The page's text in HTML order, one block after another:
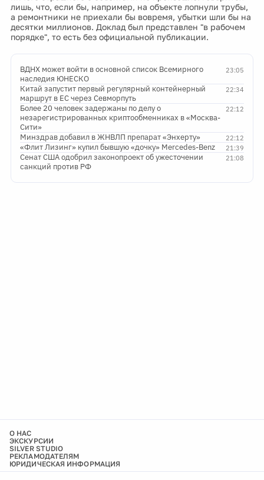
лишь, что, если бы, например, на объекте лопнули трубы,
а ремонтники не приехали бы вовремя, убытки шли бы на
десятки миллионов. Доклад был представлен "в рабочем
порядке", то есть без официальной публикации.
23:05
ВДНХ может войти в основной список Всемирного
наследия ЮНЕСКО
22:34
Китай запустит первый регулярный контейнерный
маршрут в ЕС через Севморпуть
22:12
Более 20 человек задержаны по делу о
незарегистрированных криптообменниках в «Москва-
Сити»
22:12
Минздрав добавил в ЖНВЛП препарат «Энхерту»
21:39
«Флит Лизинг» купил бывшую «дочку» Mercedes-Benz
21:08
Сенат США одобрил законопроект об ужесточении
санкций против РФ
О НАС
ЭКСКУРСИИ
SILVER STUDIO
РЕКЛАМОДАТЕЛЯМ
ЮРИДИЧЕСКАЯ ИНФОРМАЦИЯ